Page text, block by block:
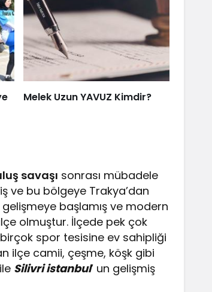
Melek Uzun YAVUZ Kimdir?
savaşı sonrası mübadele
ve bu bölgeye Trakya’dan
başlamış ve modern
olmuştur. İlçede pek çok
spor tesisine ev sahipliği
ilçe camii, çeşme, köşk gibi
Silivri istanbul’ un gelişmiş